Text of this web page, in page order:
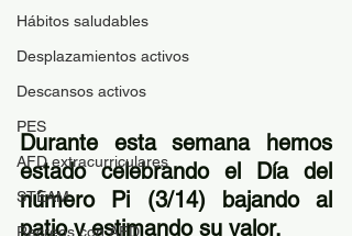
Hábitos saludables
Desplazamientos activos
Descansos activos
PES
AFD extracurriculares
STEAM
Recreos con AFD
Durante esta semana hemos
estado celebrando el Día del
número Pi (3/14) bajando al
patio y estimando su valor.